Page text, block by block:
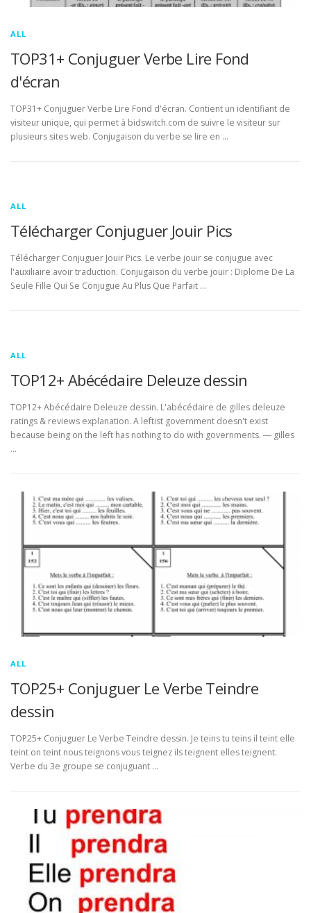
ALL
TOP31+ Conjuguer Verbe Lire Fond
d'écran
TOP31+ Conjuguer Verbe Lire Fond d'écran. Contient un identifiant de
visiteur unique, qui permet à bidswitch.com de suivre le visiteur sur
plusieurs sites web. Conjugaison du verbe se lire en …
ALL
Télécharger Conjuguer Jouir Pics
Télécharger Conjuguer Jouir Pics. Le verbe jouir se conjugue avec
l'auxiliaire avoir traduction. Conjugaison du verbe jouir : Diplome De La
Seule Fille Qui Se Conjugue Au Plus Que Parfait …
ALL
TOP12+ Abécédaire Deleuze dessin
TOP12+ Abécédaire Deleuze dessin. L'abécédaire de gilles deleuze
ratings & reviews explanation. A leftist government doesn't exist
because being on the left has nothing to do with governments. ― gilles
…
ALL
TOP25+ Conjuguer Le Verbe Teindre
dessin
TOP25+ Conjuguer Le Verbe Teindre dessin. Je teins tu teins il teint elle
teint on teint nous teignons vous teignez ils teignent elles teignent.
Verbe du 3e groupe se conjuguant …